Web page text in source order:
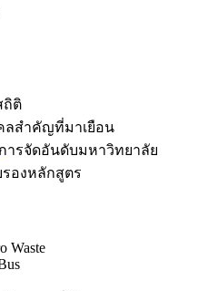
ถิติ
ลสำคัญที่มาเยือน
การจัดอันดับมหาวิทยาลัย
รองหลักสูตร
Waste